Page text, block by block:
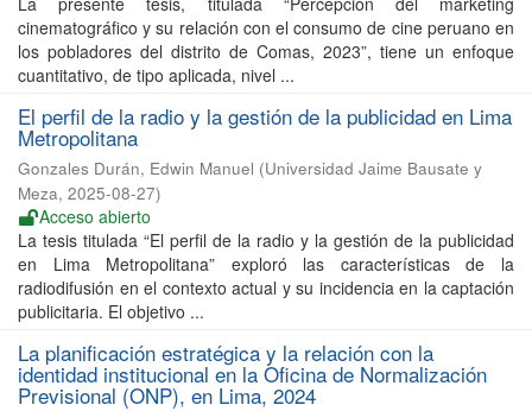
cinematográfico y su relación con el consumo de cine peruano en
los pobladores del distrito de Comas, 2023”, tiene un enfoque
cuantitativo, de tipo aplicada, nivel ...
El perfil de la radio y la gestión de la publicidad en Lima
Metropolitana
Gonzales Durán, Edwin Manuel (Universidad Jaime Bausate y
Meza, 2025-08-27)
Acceso abierto
La tesis titulada “El perfil de la radio y la gestión de la publicidad
en Lima Metropolitana” exploró las características de la
radiodifusión en el contexto actual y su incidencia en la captación
publicitaria. El objetivo ...
La planificación estratégica y la relación con la
identidad institucional en la Oficina de Normalización
Previsional (ONP), en Lima, 2024